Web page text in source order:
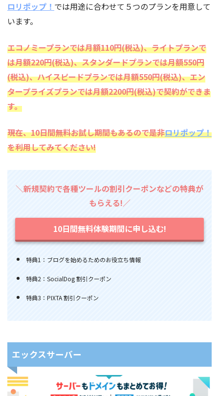
ロリポップ！ では用途に合わせて５つのプランを用意して
います。
エコノミープランでは月額110円(税込)、ライトプランで
は月額220円(税込)、スタンダードプランでは月額550円
(税込)、ハイスピードプランでは月額550円(税込)、エン
タープライズプランでは月額2200円(税込)で契約ができま
す。
現在、10日間無料お試し期間もあるので是非ロリポップ！
を利用してみてください!
＼新規契約で各種ツールの割引クーポンなどの特典が
もらえる!／
10日間無料体験期間に申し込む!
特典1：ブログを始めるためのお役立ち情報
特典2：SocialDog 割引クーポン
特典3：PIXTA 割引クーポン
エックスサーバー